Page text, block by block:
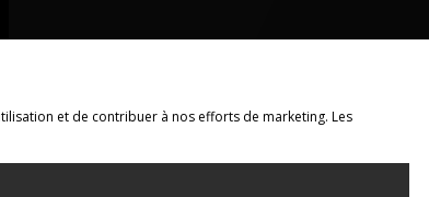
et de contribuer à nos efforts de marketing. Les